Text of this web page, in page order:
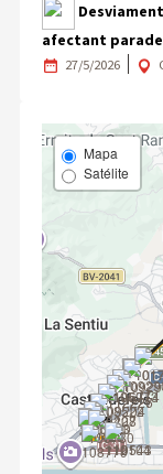
afectant
27/5/2026
Mapa
Satélite